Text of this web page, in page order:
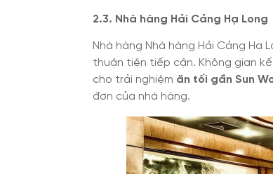
2.3. Nhà hàng Hải Cảng Hạ Long
Nhà hàng Nhà hàng Hải Cảng Hạ
thuận tiện tiếp cận. Không gian
cho trải nghiệm ăn tối gần Sun
đơn của nhà hàng.